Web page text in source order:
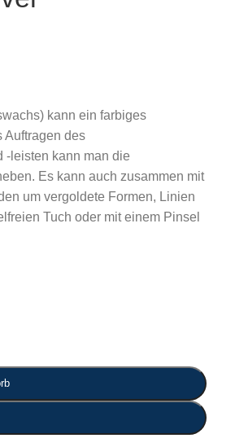
kann ein farbiges
Auftragen des
-leisten kann man die
Es kann auch zusammen mit
um vergoldete Formen, Linien
Tuch oder mit einem Pinsel